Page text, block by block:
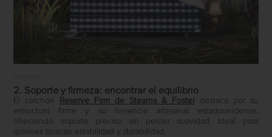
2. Soporte y firmeza: encontrar el equilibrio
El colchón Reserve Firm de Stearns & Fosterdestaca por su
estructura firme y su herencia artesanal estadounidense,
ofreciendo soporte preciso sin perder suavidad. Ideal para
quienes buscan estabilidad y durabilidad.